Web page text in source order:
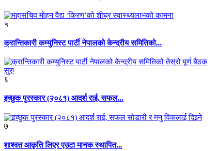
५
क्रान्तिकारी कम्युनिस्ट पार्टी नेपालको केन्द्रीय समितिको...
६
इच्छुक पुरस्कार (२०८१) आदर्श राई, सफल...
७
शाश्वत आकृति लिएर एउटा मानक स्थापित...